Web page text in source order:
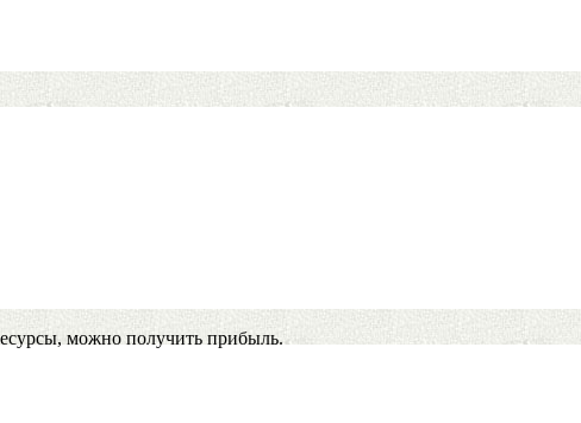
можно получить прибыль.